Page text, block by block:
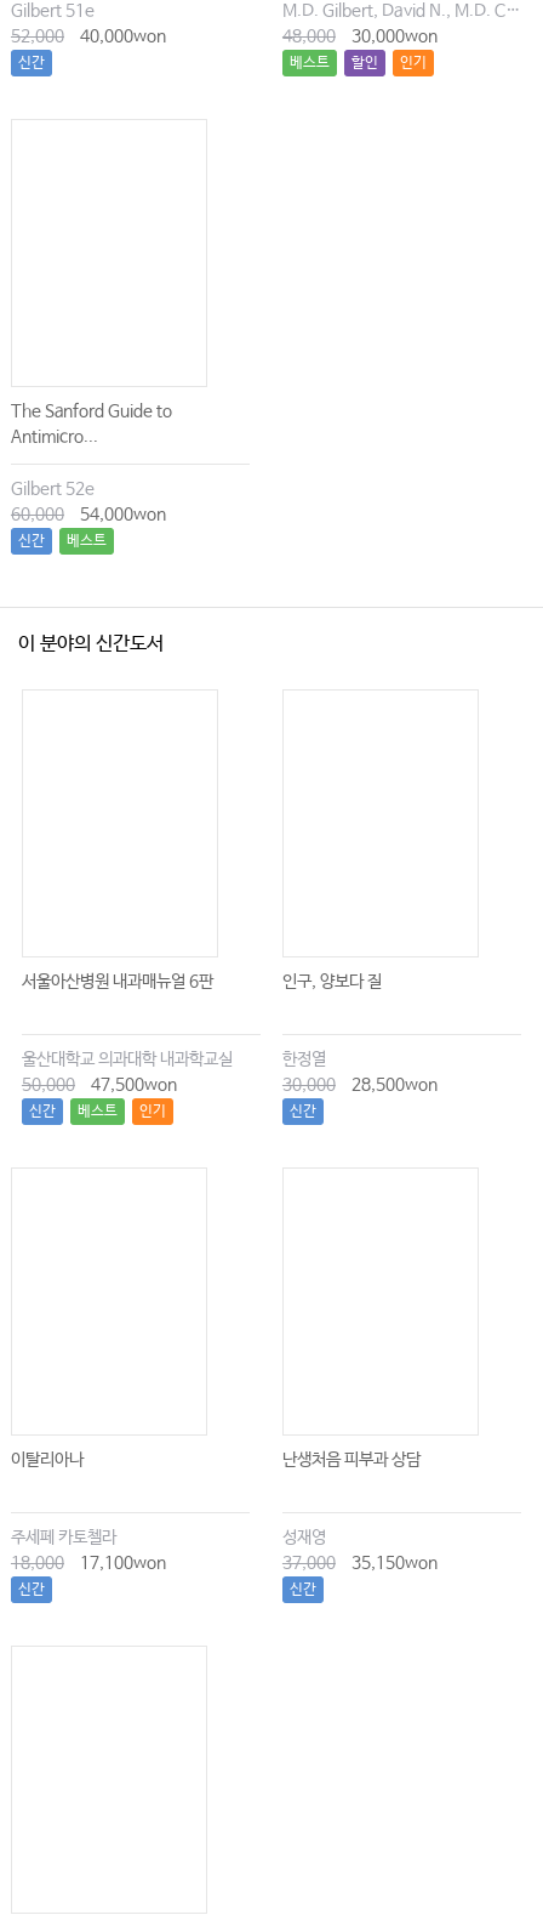
Gilbert 51e
52,000
40,000won
신간
M.D. Gilbert, David N., M.D. Chambers, Henry F., M.D. Eliopoulos, George M., M.D. Saag, Michael S., M.D. Pavia, Andrew T.
48,000
30,000won
베스트 할인 인기
The Sanford Guide to
Antimicro...
Gilbert 52e
60,000
54,000won
신간 베스트
이 분야의 신간도서
서울아산병원 내과매뉴얼 6판
울산대학교 의과대학 내과학교실
50,000
47,500won
신간 베스트 인기
인구, 양보다 질
한정열
30,000
28,500won
신간
이탈리아나
주세페 카토첼라
18,000
17,100won
신간
난생처음 피부과 상담
성재영
37,000
35,150won
신간